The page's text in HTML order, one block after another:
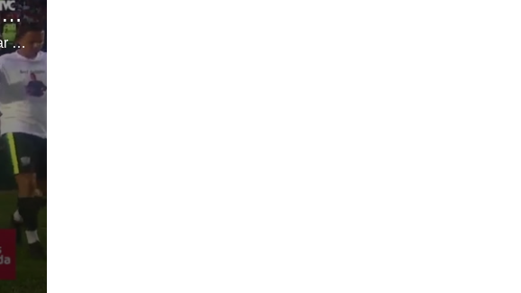
Olancho y Lone FC no se han daño en la final de vuelta en la Liga de Ascenso en Honduras
Olancho y Lone FC se juegan la final de ascenso. Los visitantes quieren forzar una finalísima, mientras que los locales buscan el ascenso directo a Liga Nacional.